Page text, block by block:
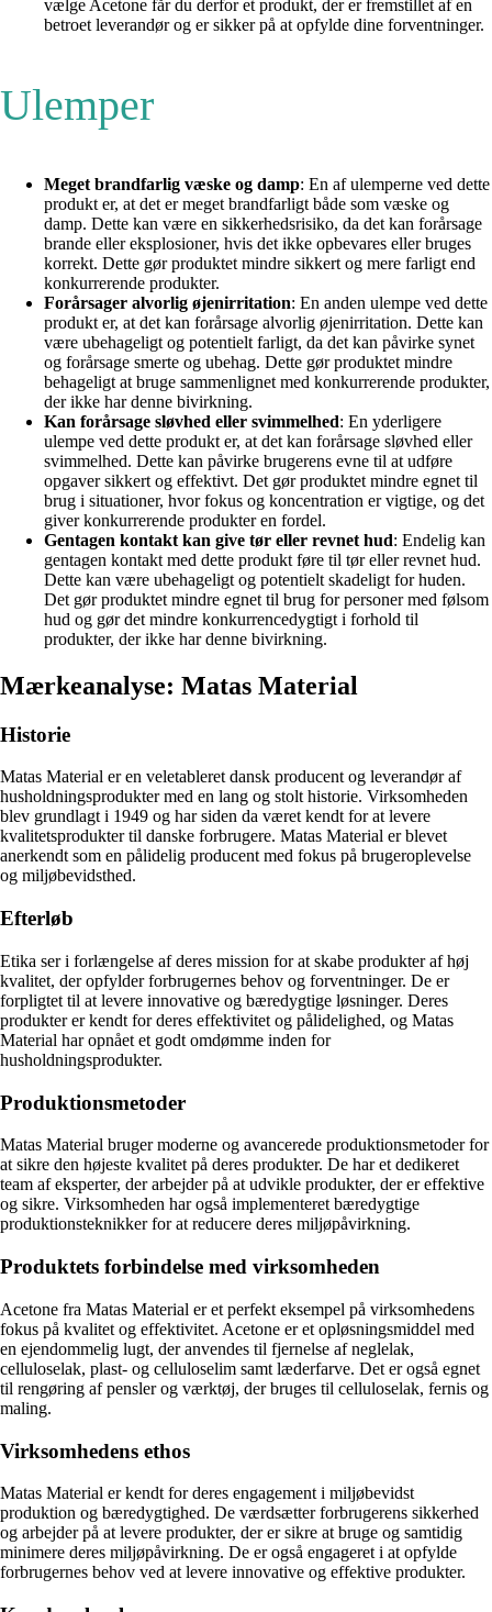
vælge Acetone får du derfor et produkt, der er fremstillet af en
betroet leverandør og er sikker på at opfylde dine forventninger.
Ulemper
Meget brandfarlig væske og damp: En af ulemperne ved dette
produkt er, at det er meget brandfarligt både som væske og
damp. Dette kan være en sikkerhedsrisiko, da det kan forårsage
brande eller eksplosioner, hvis det ikke opbevares eller bruges
korrekt. Dette gør produktet mindre sikkert og mere farligt end
konkurrerende produkter.
Forårsager alvorlig øjenirritation: En anden ulempe ved dette
produkt er, at det kan forårsage alvorlig øjenirritation. Dette kan
være ubehageligt og potentielt farligt, da det kan påvirke synet
og forårsage smerte og ubehag. Dette gør produktet mindre
behageligt at bruge sammenlignet med konkurrerende produkter,
der ikke har denne bivirkning.
Kan forårsage sløvhed eller svimmelhed: En yderligere
ulempe ved dette produkt er, at det kan forårsage sløvhed eller
svimmelhed. Dette kan påvirke brugerens evne til at udføre
opgaver sikkert og effektivt. Det gør produktet mindre egnet til
brug i situationer, hvor fokus og koncentration er vigtige, og det
giver konkurrerende produkter en fordel.
Gentagen kontakt kan give tør eller revnet hud: Endelig kan
gentagen kontakt med dette produkt føre til tør eller revnet hud.
Dette kan være ubehageligt og potentielt skadeligt for huden.
Det gør produktet mindre egnet til brug for personer med følsom
hud og gør det mindre konkurrencedygtigt i forhold til
produkter, der ikke har denne bivirkning.
Mærkeanalyse: Matas Material
Historie
Matas Material er en veletableret dansk producent og leverandør af
husholdningsprodukter med en lang og stolt historie. Virksomheden
blev grundlagt i 1949 og har siden da været kendt for at levere
kvalitetsprodukter til danske forbrugere. Matas Material er blevet
anerkendt som en pålidelig producent med fokus på brugeroplevelse
og miljøbevidsthed.
Efterløb
Etika ser i forlængelse af deres mission for at skabe produkter af høj
kvalitet, der opfylder forbrugernes behov og forventninger. De er
forpligtet til at levere innovative og bæredygtige løsninger. Deres
produkter er kendt for deres effektivitet og pålidelighed, og Matas
Material har opnået et godt omdømme inden for
husholdningsprodukter.
Produktionsmetoder
Matas Material bruger moderne og avancerede produktionsmetoder for
at sikre den højeste kvalitet på deres produkter. De har et dedikeret
team af eksperter, der arbejder på at udvikle produkter, der er effektive
og sikre. Virksomheden har også implementeret bæredygtige
produktionsteknikker for at reducere deres miljøpåvirkning.
Produktets forbindelse med virksomheden
Acetone fra Matas Material er et perfekt eksempel på virksomhedens
fokus på kvalitet og effektivitet. Acetone er et opløsningsmiddel med
en ejendommelig lugt, der anvendes til fjernelse af neglelak,
celluloselak, plast- og celluloselim samt læderfarve. Det er også egnet
til rengøring af pensler og værktøj, der bruges til celluloselak, fernis og
maling.
Virksomhedens ethos
Matas Material er kendt for deres engagement i miljøbevidst
produktion og bæredygtighed. De værdsætter forbrugerens sikkerhed
og arbejder på at levere produkter, der er sikre at bruge og samtidig
minimere deres miljøpåvirkning. De er også engageret i at opfylde
forbrugernes behov ved at levere innovative og effektive produkter.